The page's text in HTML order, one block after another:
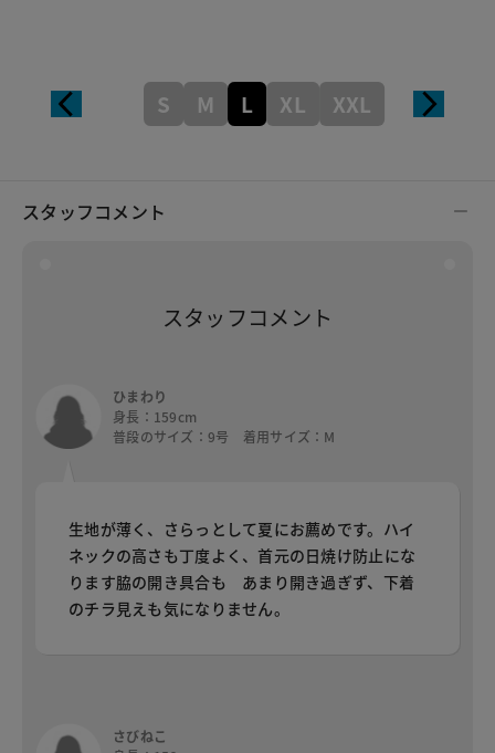
S M L XL XXL
スタッフコメント
スタッフコメント
ひまわり
身長：159cm
普段のサイズ：9号 着用サイズ：M
生地が薄く、さらっとして夏にお薦めです。ハイ
ネックの高さも丁度よく、首元の日焼け防止にな
ります脇の開き具合も あまり開き過ぎず、下着
のチラ見えも気になりません。
さびねこ